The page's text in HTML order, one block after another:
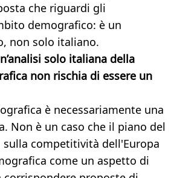
che riguardi gli
demografico: è un
non solo italiano.
solo italiana della
non rischia di essere un
è necessariamente una
Non è un caso che il piano del
competitività dell'Europa
come un aspetto di